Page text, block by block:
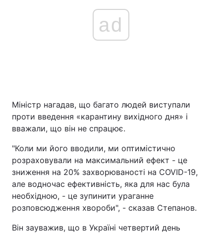
ad
Міністр нагадав, що багато людей виступали
проти введення «карантину вихідного дня» і
вважали, що він не спрацює.
"Коли ми його вводили, ми оптимістично
розраховували на максимальний ефект - це
зниження на 20% захворюваності на COVID-19,
але водночас ефективність, яка для нас була
необхідною, - це зупинити ураганне
розповсюдження хвороби", - сказав Степанов.
Він зауважив, що в Україні четвертий день